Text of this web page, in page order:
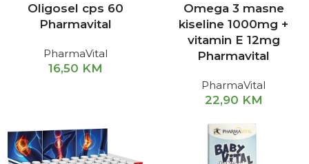
Oligosel cps 60
Pharmavital
PharmaVital
16,50 KM
Omega 3 masne
kiseline 1000mg +
vitamin E 12mg
Pharmavital
PharmaVital
22,90 KM